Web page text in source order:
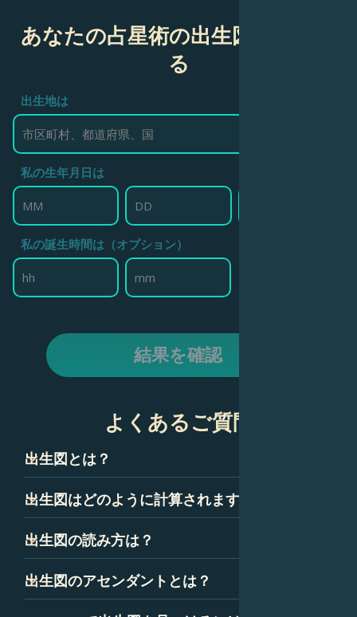
あなたの占星術の出生図を作成す
る
出生地は
私の生年月日は
私の誕生時間は（オプション）
結果を確認
よくあるご質問
出生図とは？
出生図は、ネイタルチャートとも呼ばれ、技術的には、あ
なたが生まれた瞬間の空のスナップショットです。星座、
これらの記号の組み合わせは、あなたの性格と人生の道に
ついて多くを語っています。
出生図はどのように計算されますか？
出生図は、あなたが生まれた正確な時間、日付、場所に基
づいて計算されます。出生図の精度を確保するために、時
出生図の読み方は？
出生図を読むことは最初は気が遠くなるように思えるかも
しれませんが、いくつかの簡単な要素に分解できます。惑
出生図のアセンダントとは？